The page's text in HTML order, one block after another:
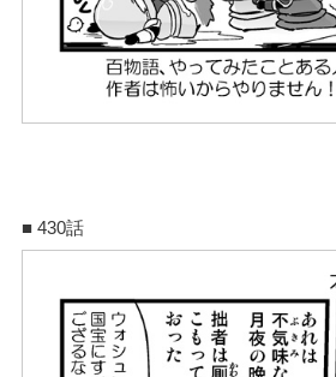
■ 430話